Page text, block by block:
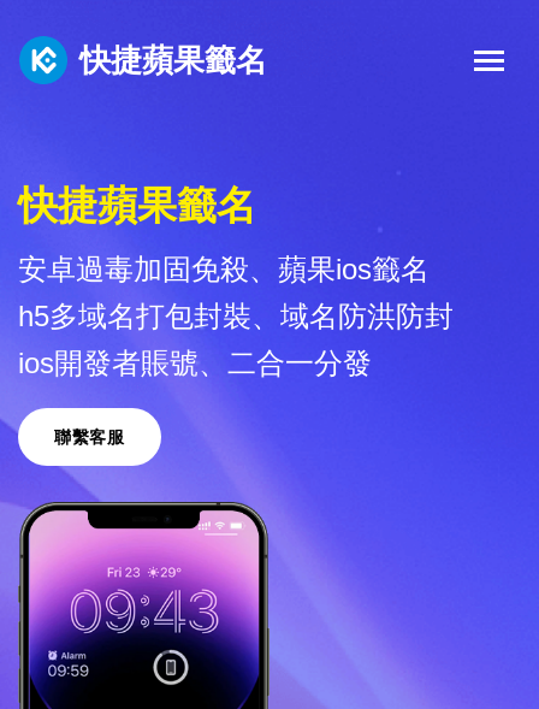
快捷蘋果籤名
快捷蘋果籤名
安卓過毒加固免殺、蘋果ios籤名
h5多域名打包封裝、域名防洪防封
ios開發者賬號、二合一分發
聯繫客服